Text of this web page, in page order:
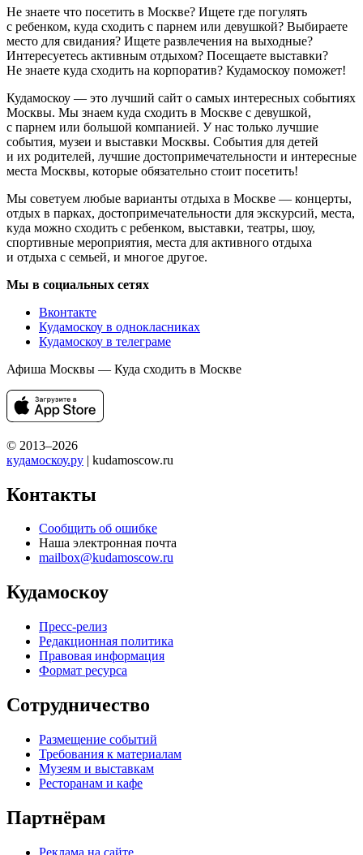
Не знаете что посетить в Москве? Ищете где погулять
с ребенком, куда сходить с парнем или девушкой? Выбираете
место для свидания? Ищете развлечения на выходные?
Интересуетесь активным отдыхом? Посещаете выставки?
Не знаете куда сходить на корпоратив? Кудамоскоу поможет!
Кудамоскоу — это лучший сайт о самых интересных событиях
Москвы. Мы знаем куда сходить в Москве с девушкой,
с парнем или большой компанией. У нас только лучшие
события, музеи и выставки Москвы. События для детей
и их родителей, лучшие достопримечательности и интересные
места Москвы, которые обязательно стоит посетить!
Мы советуем любые варианты отдыха в Москве — концерты,
отдых в парках, достопримечательности для экскурсий, места,
куда можно сходить с ребенком, выставки, театры, шоу,
спортивные мероприятия, места для активного отдыха
и отдыха с семьей, и многое другое.
Мы в социальных сетях
Вконтакте
Кудамоскоу в однокласниках
Кудамоскоу в телеграме
Афиша Москвы — Куда сходить в Москве
© 2013–2026
кудамоскоу.ру | kudamoscow.ru
Контакты
Сообщить об ошибке
Наша электронная почта
mailbox@kudamoscow.ru
Кудамоскоу
Пресс-релиз
Редакционная политика
Правовая информация
Формат ресурса
Сотрудничество
Размещение событий
Требования к материалам
Музеям и выставкам
Ресторанам и кафе
Партнёрам
Реклама на сайте